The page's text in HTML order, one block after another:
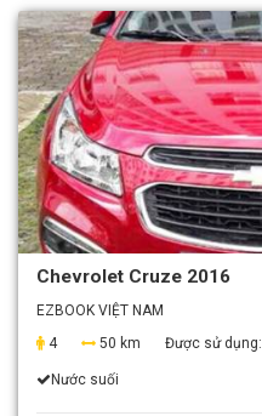
Chevrolet Cruze 2016
EZBOOK VIỆT NAM
4
50 km Được sử dụng:
Nước suối